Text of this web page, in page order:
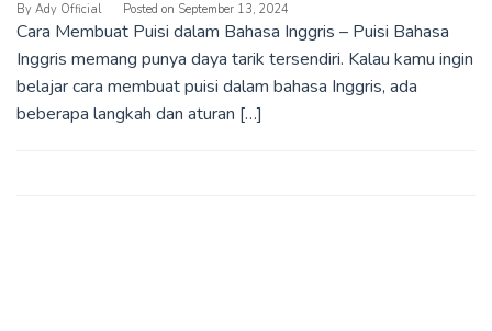
By Ady Official Posted on September 13, 2024
Cara Membuat Puisi dalam Bahasa Inggris – Puisi Bahasa
Inggris memang punya daya tarik tersendiri. Kalau kamu ingin
belajar cara membuat puisi dalam bahasa Inggris, ada
beberapa langkah dan aturan […]